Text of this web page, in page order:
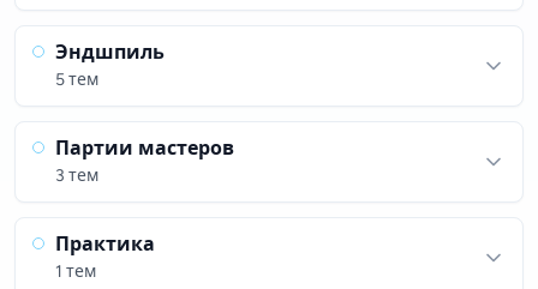
Эндшпиль
5 тем
Партии мастеров
3 тем
Практика
1 тем